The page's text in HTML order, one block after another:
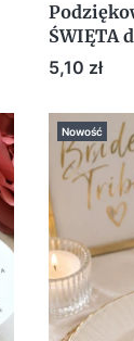
ŚWIĘTA
kwiaty
Cena
5,10 zł
Nowość